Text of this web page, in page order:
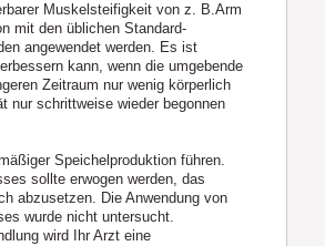
Muskelsteifigkeit von z. B.Arm
mit den üblichen Standard-
angewendet werden. Es ist
kann, wenn die umgebende
Zeitraum nur wenig körperlich
nur schrittweise wieder begonnen
Speichelproduktion führen.
sollte erwogen werden, das
abzusetzen. Die Anwendung von
wurde nicht untersucht.
wird Ihr Arzt eine